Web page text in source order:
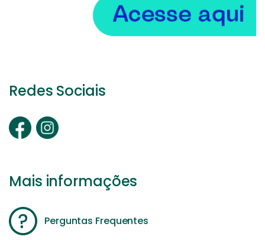
Redes Sociais
Mais informações
Perguntas Frequentes